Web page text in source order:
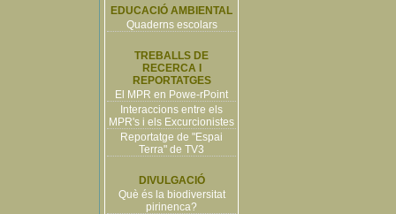
EDUCACIÓ AMBIENTAL
Quaderns escolars
TREBALLS DE
RECERCA I
REPORTATGES
El MPR en Powe-rPoint
Interaccions entre els
MPR's i els Excurcionistes
Reportatge de "Espai
Terra" de TV3
DIVULGACIÓ
Què és la biodiversitat
pirinenca?